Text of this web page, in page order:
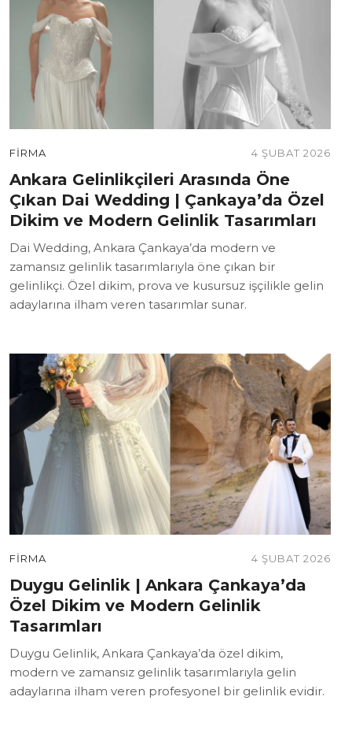
FIRMA 4 ŞUBAT 2026
Ankara Gelinlikçileri Arasında Öne
Çıkan Dai Wedding | Çankaya’da Özel
Dikim ve Modern Gelinlik Tasarımları
Dai Wedding, Ankara Çankaya’da modern ve
zamansız gelinlik tasarımlarıyla öne çıkan bir
gelinlikçi. Özel dikim, prova ve kusursuz işçilikle gelin
adaylarına ilham veren tasarımlar sunar.
FIRMA 4 ŞUBAT 2026
Duygu Gelinlik | Ankara Çankaya’da
Özel Dikim ve Modern Gelinlik
Tasarımları
Duygu Gelinlik, Ankara Çankaya’da özel dikim,
modern ve zamansız gelinlik tasarımlarıyla gelin
adaylarına ilham veren profesyonel bir gelinlik evidir.